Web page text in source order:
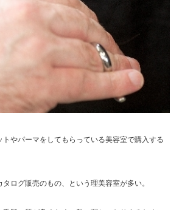
やパーマをしてもらっている美容室で購入する
ログ販売のもの、という理美容室が多い。